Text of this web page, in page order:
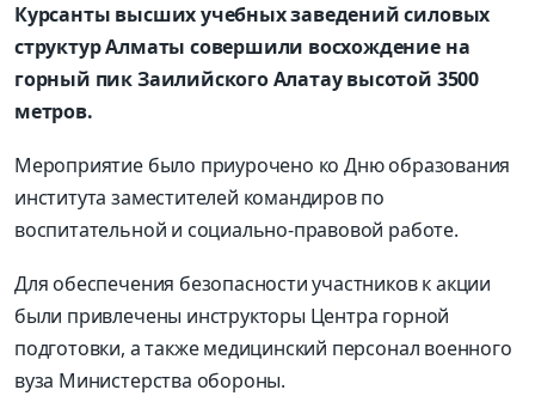
Курсанты высших учебных заведений силовых
структур Алматы совершили восхождение на
горный пик Заилийского Алатау высотой 3500
метров.
Мероприятие было приурочено ко Дню образования
института заместителей командиров по
воспитательной и социально-правовой работе.
Для обеспечения безопасности участников к акции
были привлечены инструкторы Центра горной
подготовки, а также медицинский персонал военного
вуза Министерства обороны.